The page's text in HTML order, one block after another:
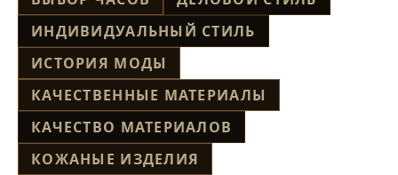
ИНДИВИДУАЛЬНЫЙ СТИЛЬ
ИСТОРИЯ МОДЫ
КАЧЕСТВЕННЫЕ МАТЕРИАЛЫ
КАЧЕСТВО МАТЕРИАЛОВ
КОЖАНЫЕ ИЗДЕЛИЯ